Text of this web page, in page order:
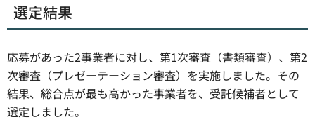
選定結果
応募があった2事業者に対し、第1次審査（書類審査）、第2
次審査（プレゼーテーション審査）を実施しました。その
結果、総合点が最も高かった事業者を、受託候補者として
選定しました。